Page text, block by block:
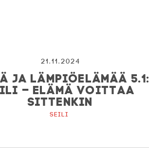
21.11.2024
JA LÄMPIÖELÄMÄÄ 5.1:
– ELÄMÄ VOITTAA
SITTENKIN
Seili